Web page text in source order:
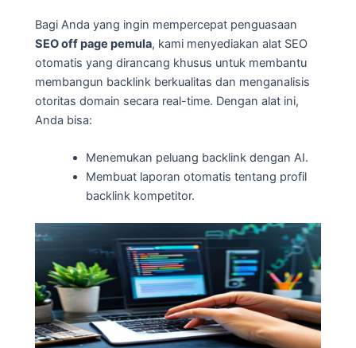
Bagi Anda yang ingin mempercepat penguasaan
SEO off page pemula, kami menyediakan alat SEO
otomatis yang dirancang khusus untuk membantu
membangun backlink berkualitas dan menganalisis
otoritas domain secara real-time. Dengan alat ini,
Anda bisa:
Menemukan peluang backlink dengan AI.
Membuat laporan otomatis tentang profil
backlink kompetitor.